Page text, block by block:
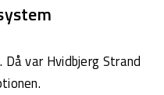
var Hvidbjerg Strand